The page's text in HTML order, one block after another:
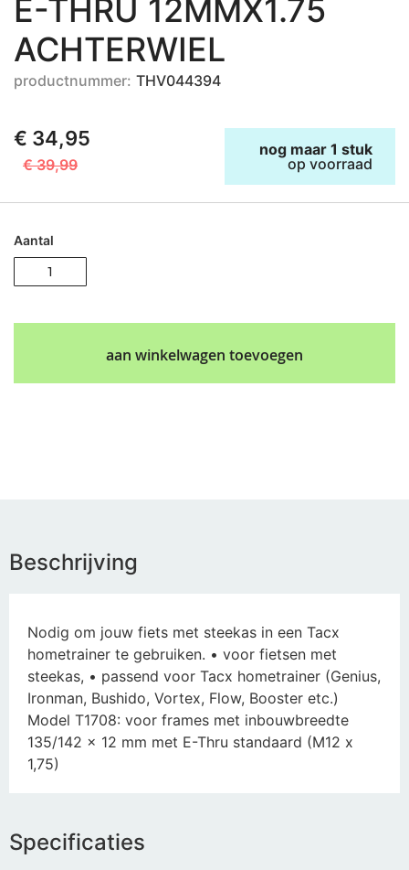
E-THRU 12MMX1.75
ACHTERWIEL
productnummer: THV044394
€ 34,95
€ 39,99
nog maar 1 stuk
op voorraad
Aantal
aan winkelwagen toevoegen
Beschrijving
Nodig om jouw fiets met steekas in een Tacx
hometrainer te gebruiken. • voor fietsen met
steekas, • passend voor Tacx hometrainer (Genius,
Ironman, Bushido, Vortex, Flow, Booster etc.)
Model T1708: voor frames met inbouwbreedte
135/142 x 12 mm met E-Thru standaard (M12 x
1,75)
Specificaties